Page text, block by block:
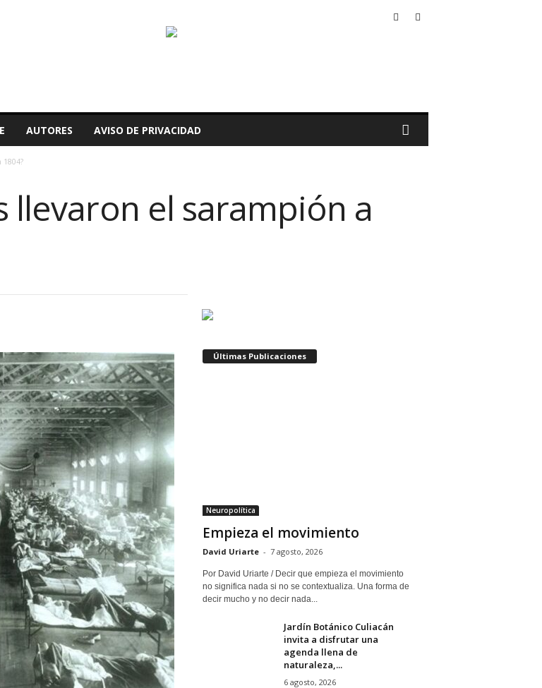
AUTORES AVISO DE PRIVACIDAD
1804?
llevaron el sarampión a
Últimas Publicaciones
Neuropolítica
Empieza el movimiento
David Uriarte - 7 agosto, 2026
Por David Uriarte / Decir que empieza el movimiento
no significa nada si no se contextualiza. Una forma de
decir mucho y no decir nada...
Jardín Botánico Culiacán
invita a disfrutar una
agenda llena de
naturaleza,...
6 agosto, 2026